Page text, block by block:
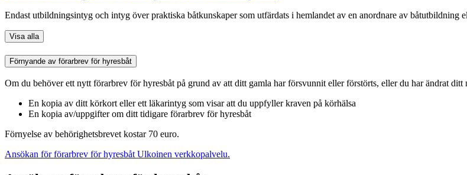
Endast utbildningsintyg och intyg över praktiska båtkunskaper som utfärdats i hemlandet av en anordnare av båtutbildning
Visa alla
Förnyande av förarbrev för hyresbåt
Om du behöver ett nytt förarbrev för hyresbåt på grund av att ditt gamla har försvunnit eller förstörts, eller du har ändrat
En kopia av ditt körkort eller ett läkarintyg som visar att du uppfyller kraven på körhälsa
En kopia av/uppgifter om ditt tidigare förarbrev för hyresbåt
Förnyelse av behörighetsbrevet kostar 70 euro.
Ansökan för förarbrev för hyresbåt Ulkoinen verkkopalvelu.